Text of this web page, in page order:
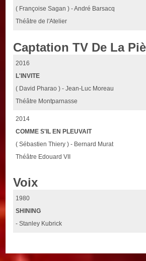
( Françoise Sagan ) - André Barsacq
Théâtre de l'Atelier
Captation TV De La
2016
L'INVITE
( David Pharao ) - Jean-Luc Moreau
Théâtre Montparnasse
2014
COMME S'IL EN PLEUVAIT
( Sébastien Thiery ) - Bernard Murat
Théâtre Edouard VII
Voix
1980
SHINING
- Stanley Kubrick